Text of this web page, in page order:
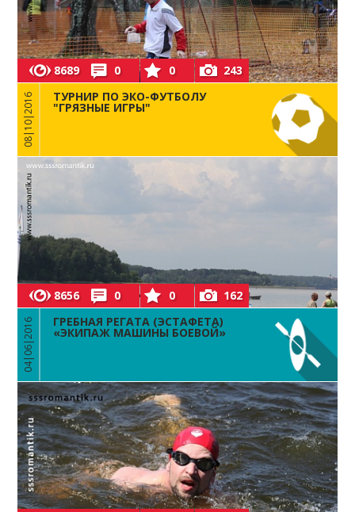
8689 0 0 243
08|10|2016 ТУРНИР ПО ЭКО-ФУТБОЛУ
"ГРЯЗНЫЕ ИГРЫ"
8656 0 0 162
04|06|2016 ГРЕБНАЯ РЕГАТА (ЭСТАФЕТА)
«ЭКИПАЖ МАШИНЫ БОЕВОЙ»